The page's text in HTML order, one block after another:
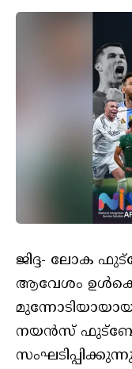
ജിദ്ദ- ലോക
ആവേശം
നയൻസ്